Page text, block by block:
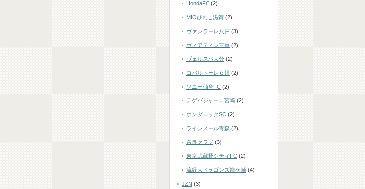
HondaFC (2)
MIOびわこ滋賀 (2)
ヴァンラーレ八戸 (3)
ヴィアティン三重 (2)
ヴェルスパ大分 (2)
コバルトーレ女川 (2)
ソニー仙台FC (2)
テゲバジャーロ宮崎 (2)
ホンダロックSC (2)
ラインメール青森 (2)
奈良クラブ (3)
東京武蔵野シティFC (2)
流経大ドラゴンズ龍ケ崎 (4)
JZN (3)